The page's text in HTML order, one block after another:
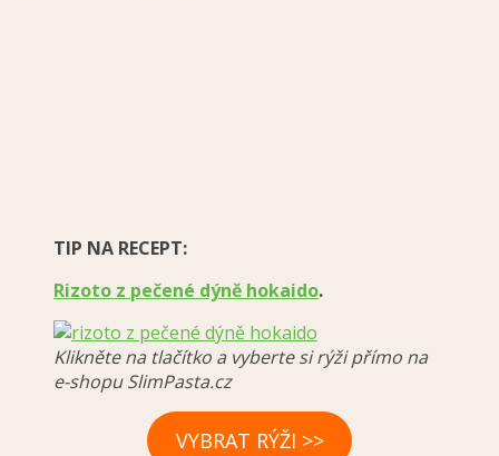
TIP NA RECEPT:
Rizoto z pečené dýně hokaido.
Klikněte na tlačítko a vyberte si rýži přímo na
e-shopu SlimPasta.cz
VYBRAT RÝŽI >>